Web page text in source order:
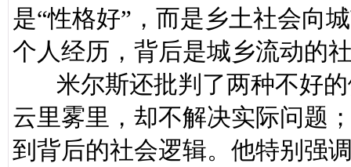
是“性格好”，而是乡土社会向
个人经历，背后是城乡流动的
米尔斯还批判了两种不好的
云里雾里，却不解决实际问题
到背后的社会逻辑。他特别强